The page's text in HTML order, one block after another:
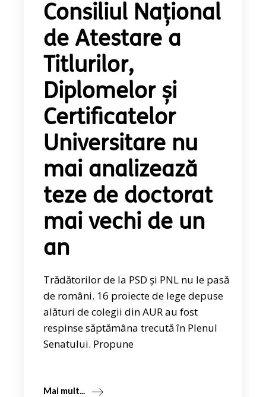
Consiliul Naţional
de Atestare a
Titlurilor,
Diplomelor și
Certificatelor
Universitare nu
mai analizează
teze de doctorat
mai vechi de un
an
Trădătorilor de la PSD și PNL nu le pasă
de români. 16 proiecte de lege depuse
alături de colegii din AUR au fost
respinse săptămâna trecută în Plenul
Senatului. Propune
Mai mult...